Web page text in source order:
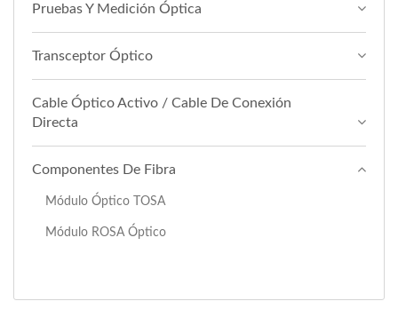
Pruebas Y Medición Óptica
Transceptor Óptico
Cable Óptico Activo / Cable De Conexión
Directa
Componentes De Fibra
Módulo Óptico TOSA
Módulo ROSA Óptico